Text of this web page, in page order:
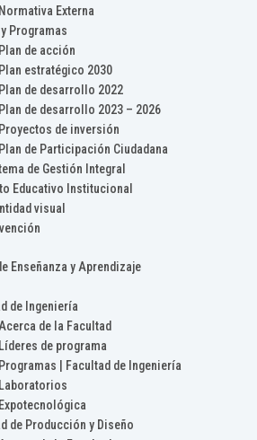
Normativa Externa
Programas
Plan de acción
Plan estratégico 2030
Plan de desarrollo 2022
Plan de desarrollo 2023 – 2026
Proyectos de inversión
Plan de Participación Ciudadana
de Gestión Integral
Educativo Institucional
visual
Enseñanza y Aprendizaje
de Ingeniería
de la Facultad
Líderes de programa
Programas | Facultad de Ingeniería
Laboratorios
Expotecnológica
de Producción y Diseño